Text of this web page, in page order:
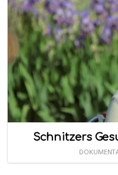
Schnitzers